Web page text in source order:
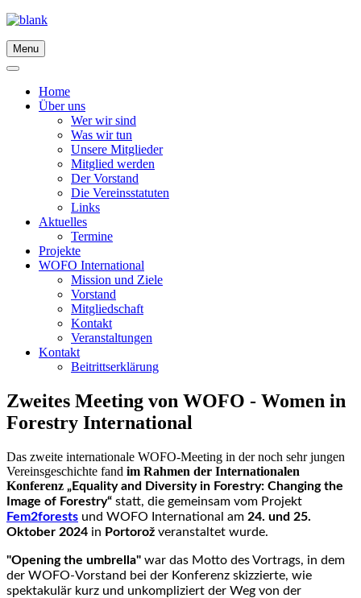
Menu
Home
Über uns
Wer wir sind
Was wir tun
Unsere Mitglieder
Mitglied werden
Der Vorstand
Die Vereinsstatuten
Links
Aktuelles
Termine
Projekte
WOFO International
Mission und Ziele
Vorstand
Mitgliedschaft
Kontakt
Veranstaltungen
Kontakt
Beitrittserklärung
Zweites Meeting von WOFO - Women in
Forestry International
Das zweite internationale WOFO-Meeting in der noch sehr jungen
Vereinsgeschichte fand im Rahmen der Internationalen
Konferenz „Equality and Diversity in Forestry: Changing the
Image of Forestry“ statt, die gemeinsam vom Projekt
Fem2forests und WOFO International am 24. und 25.
Oktober 2024 in Portorož veranstaltet wurde.
"Opening the umbrella" war das Motto des Vortrags, in dem
der WOFO-Vorstand bei der Konferenz skizzierte, wie
spektakulär kurz und unkompliziert der Weg von der